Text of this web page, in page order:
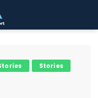
Stories